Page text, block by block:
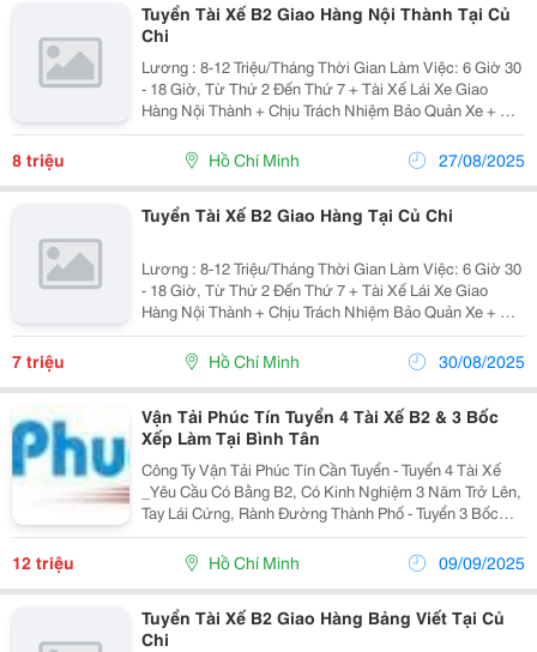
Tuyển Tài Xế B2 Giao Hàng Nội Thành Tại Củ
Chi
Lương : 8-12 Triệu/Tháng Thời Gian Làm Việc: 6 Giờ 30
- 18 Giờ, Từ Thứ 2 Đến Thứ 7 + Tài Xế Lái Xe Giao
Hàng Nội Thành + Chịu Trách Nhiệm Bảo Quản Xe + Khi
Không Giao Hàng Phải Theo Sự Điều Động Công Việc
8 triệu Hồ Chí Minh 27/08/2025
Tuyển Tài Xế B2 Giao Hàng Tại Củ Chi
Lương : 8-12 Triệu/Tháng Thời Gian Làm Việc: 6 Giờ 30
- 18 Giờ, Từ Thứ 2 Đến Thứ 7 + Tài Xế Lái Xe Giao
Hàng Nội Thành + Chịu Trách Nhiệm Bảo Quản Xe + Khi
Không Giao Hàng Phải Theo Sự Điều Động Công Việc
7 triệu Hồ Chí Minh 30/08/2025
Vận Tải Phúc Tín Tuyển 4 Tài Xế B2 & 3 Bốc
Xếp Làm Tại Bình Tân
Công Ty Vận Tải Phúc Tín Cần Tuyển - Tuyển 4 Tài Xế
_Yêu Cầu Có Bằng B2, Có Kinh Nghiệm 3 Năm Trở Lên,
Tay Lái Cứng, Rành Đường Thành Phố - Tuyển 3 Bốc
Xếp_Yêu Cầu Khỏe Mạnh, Có Kinh Nghiệm Làm Kho Và
Chất Xếp Hàng Xe Tải - Làm Việc Giờ...
12 triệu Hồ Chí Minh 09/09/2025
Tuyển Tài Xế B2 Giao Hàng Bảng Viết Tại Củ
Chi